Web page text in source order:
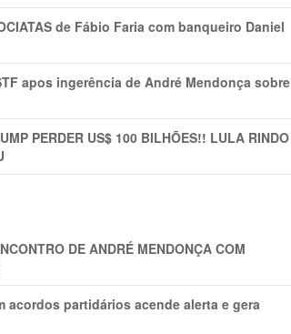
de Fábio Faria com banqueiro Daniel
apos ingerência de André Mendonça sobre
PERDER US$ 100 BILHÕES!! LULA RINDO
DE ANDRÉ MENDONÇA COM
partidários acende alerta e gera